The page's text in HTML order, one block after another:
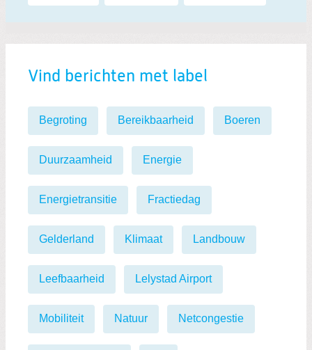
Vind berichten met label
Begroting Bereikbaarheid Boeren
Duurzaamheid Energie
Energietransitie Fractiedag
Gelderland Klimaat Landbouw
Leefbaarheid Lelystad Airport
Mobiliteit Natuur Netcongestie